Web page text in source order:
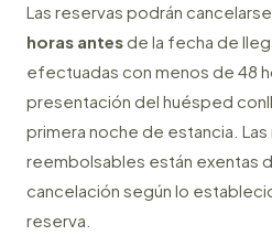
Las reservas podrán
horas antesde la fecha de
efectuadas con menos de 48
presentación del huésped
primera noche de estancia. Las
reembolsables están exentas
cancelación según lo
reserva.